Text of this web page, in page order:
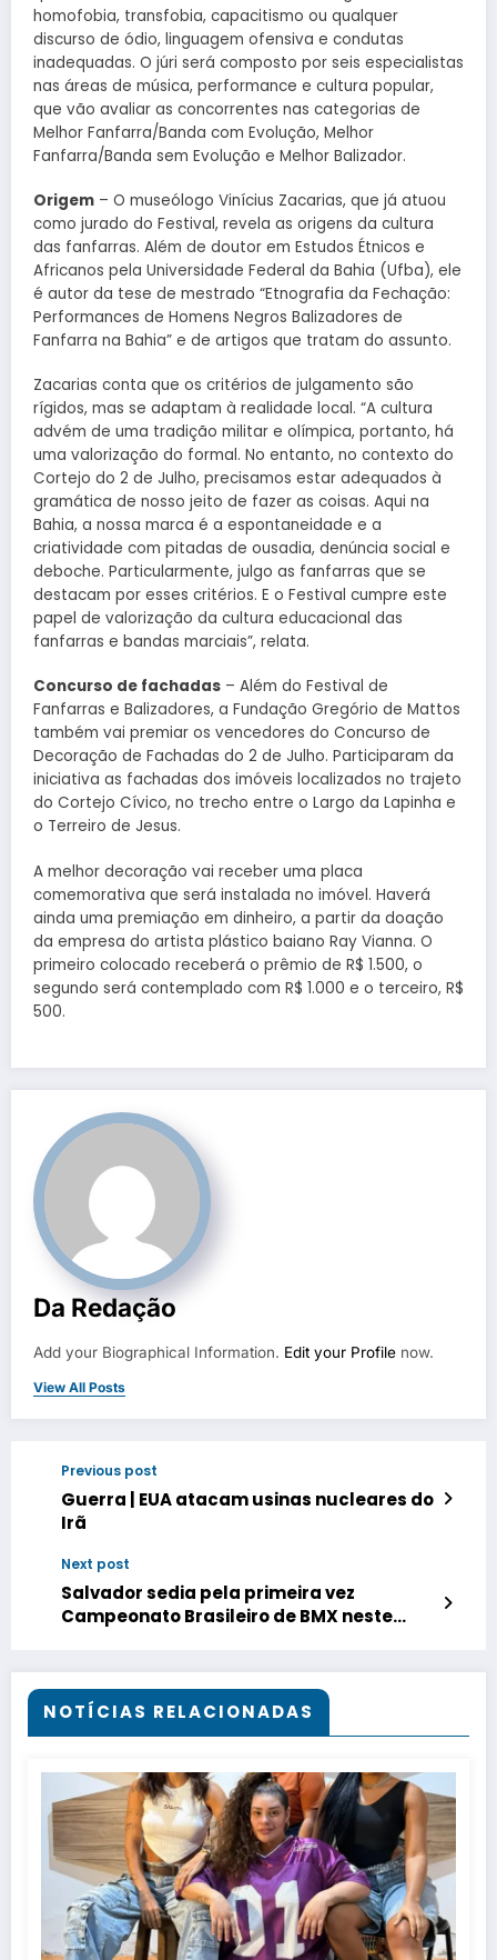
homofobia, transfobia, capacitismo ou qualquer
discurso de ódio, linguagem ofensiva e condutas
inadequadas. O júri será composto por seis especialistas
nas áreas de música, performance e cultura popular,
que vão avaliar as concorrentes nas categorias de
Melhor Fanfarra/Banda com Evolução, Melhor
Fanfarra/Banda sem Evolução e Melhor Balizador.
Origem – O museólogo Vinícius Zacarias, que já atuou
como jurado do Festival, revela as origens da cultura
das fanfarras. Além de doutor em Estudos Étnicos e
Africanos pela Universidade Federal da Bahia (Ufba), ele
é autor da tese de mestrado “Etnografia da Fechação:
Performances de Homens Negros Balizadores de
Fanfarra na Bahia” e de artigos que tratam do assunto.
Zacarias conta que os critérios de julgamento são
rígidos, mas se adaptam à realidade local. “A cultura
advém de uma tradição militar e olímpica, portanto, há
uma valorização do formal. No entanto, no contexto do
Cortejo do 2 de Julho, precisamos estar adequados à
gramática de nosso jeito de fazer as coisas. Aqui na
Bahia, a nossa marca é a espontaneidade e a
criatividade com pitadas de ousadia, denúncia social e
deboche. Particularmente, julgo as fanfarras que se
destacam por esses critérios. E o Festival cumpre este
papel de valorização da cultura educacional das
fanfarras e bandas marciais”, relata.
Concurso de fachadas – Além do Festival de
Fanfarras e Balizadores, a Fundação Gregório de Mattos
também vai premiar os vencedores do Concurso de
Decoração de Fachadas do 2 de Julho. Participaram da
iniciativa as fachadas dos imóveis localizados no trajeto
do Cortejo Cívico, no trecho entre o Largo da Lapinha e
o Terreiro de Jesus.
A melhor decoração vai receber uma placa
comemorativa que será instalada no imóvel. Haverá
ainda uma premiação em dinheiro, a partir da doação
da empresa do artista plástico baiano Ray Vianna. O
primeiro colocado receberá o prêmio de R$ 1.500, o
segundo será contemplado com R$ 1.000 e o terceiro, R$
500.
Da Redação
Add your Biographical Information. Edit your Profile now.
View All Posts
Previous post
Guerra | EUA atacam usinas nucleares do
Irã
Next post
Salvador sedia pela primeira vez
Campeonato Brasileiro de BMX neste
NOTÍCIAS RELACIONADAS